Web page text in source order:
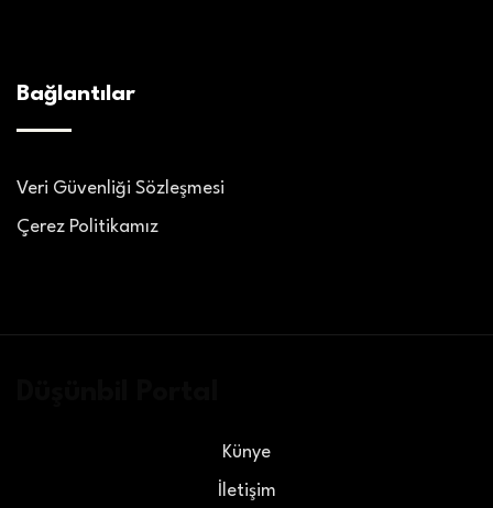
Bağlantılar
Veri Güvenliği Sözleşmesi
Çerez Politikamız
Künye
İletişim